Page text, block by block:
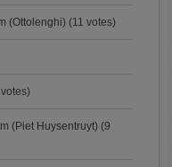
(Ottolenghi) (11 votes)
(Piet Huysentruyt) (9